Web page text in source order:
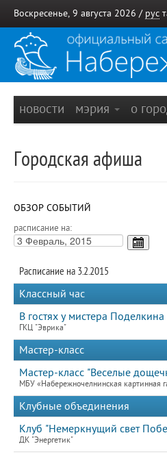
Воскресенье, 9 августа 2026 / рус
новости мэрия о
Городская афиша
ОБЗОР СОБЫТИЙ
расписание на:
Расписание на 3.2.2015
Классный час
В гостях у мистера Поделкина
ГКЦ "Эврика"
Мастер-класс
Мастер-класс "Веселые
МБУ «Набережночелнинская картинная
Клубные объединения
Клуб "Немеркнущий свет
ДК "Энергетик"